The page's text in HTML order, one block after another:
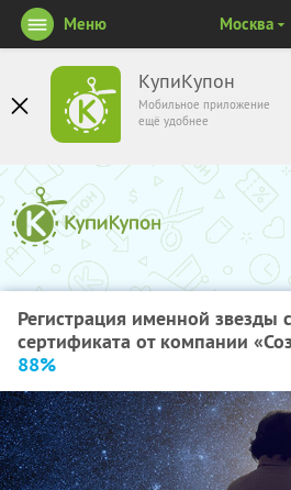
КупиКупон
Мобильное приложение
ещё удобнее
Меню Москва
Регистрация именной звезды
сертификата от компании
88%